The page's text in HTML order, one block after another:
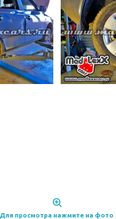
Для просмотра нажмите на фото